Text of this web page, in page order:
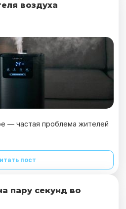
воздуха
— частая проблема жителей
пост
пару секунд во